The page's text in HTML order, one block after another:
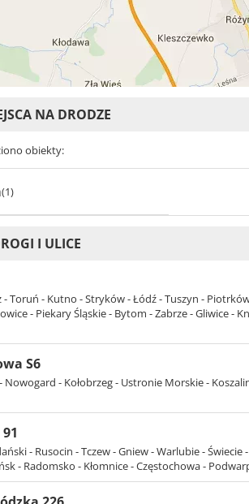
NA DRODZE
obiekty:
(1)
I ULICE
- Toruń - Kutno - Stryków - Łódź - Tuszyn -
- Piekary Śląskie - Bytom - Zabrze - Gliwice -
S6
Nowogard - Kołobrzeg - Ustronie Morskie -
- Rusocin - Tczew - Gniew - Warlubie -
- Radomsko - Kłomnice - Częstochowa -